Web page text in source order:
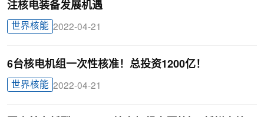
注核电装备发展机遇
世界核能 2022-04-21
6台核电机组一次性核准！总投资1200亿！
世界核能 2022-04-21